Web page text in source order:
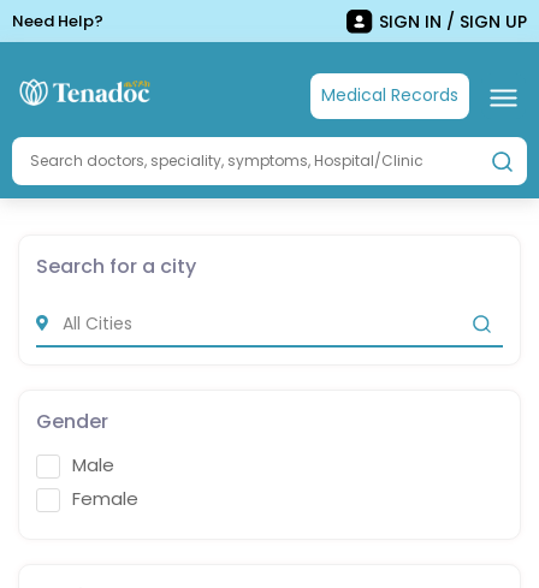
Need Help? SIGN IN / SIGN UP
Medical Records
Search for a city
Gender
Male
Female